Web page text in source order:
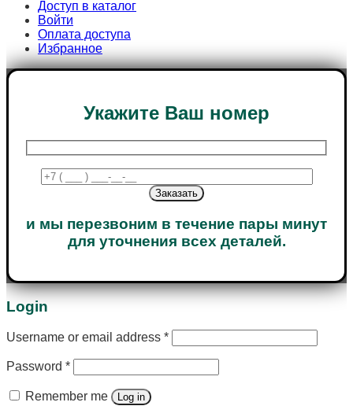
Доступ в каталог
Войти
Оплата доступа
Избранное
Укажите Ваш номер
и мы перезвоним в течение пары минут
для уточнения всех деталей.
Login
Username or email address *
Password *
Remember me Log in